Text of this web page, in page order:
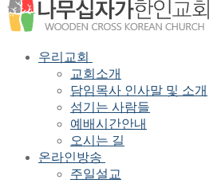
:
우리교회
교회소개
담임목사 인사말 및 소개
섬기는 사람들
예배시간안내
오시는 길
온라인방송
주일설교